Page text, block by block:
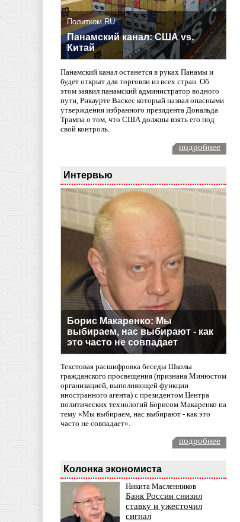
Политком.RU
Панамский канал: США vs.
Китай
Панамский канал останется в руках Панамы и
будет открыт для торговли из всех стран. Об
этом заявил панамский администратор водного
пути, Рикаурте Васкес который назвал опасными
утверждения избранного президента Дональда
Трампа о том, что США должны взять его под
свой контроль.
подробнее
Интервью
Борис Макаренко: Мы
выбираем, нас выбирают - как
это часто не совпадает
Текстовая расшифровка беседы Школы
гражданского просвещения (признана Минюстом
организацией, выполняющей функции
иностранного агента) с президентом Центра
политических технологий Борисом Макаренко на
тему «Мы выбираем, нас выбирают - как это
часто не совпадает».
подробнее
Колонка экономиста
Никита Масленников
Банк России снизил
ставку и ужесточил
сигнал